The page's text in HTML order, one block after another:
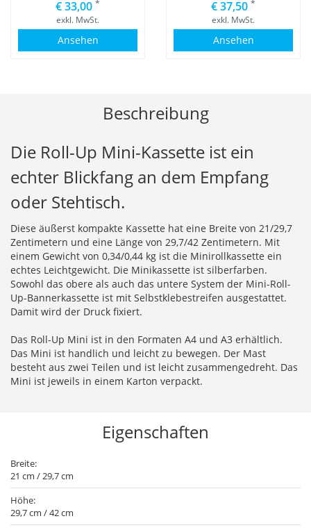
€ 33,00 *
exkl. MwSt.
Ansehen
€ 37,50 *
exkl. MwSt.
Ansehen
Beschreibung
Die Roll-Up Mini-Kassette ist ein
echter Blickfang an dem Empfang
oder Stehtisch.
Diese äußerst kompakte Kassette hat eine Breite von 21/29,7
Zentimetern und eine Länge von 29,7/42 Zentimetern. Mit
einem Gewicht von 0,34/0,44 kg ist die Minirollkassette ein
echtes Leichtgewicht. Die Minikassette ist silberfarben.
Sowohl das obere als auch das untere System der Mini-Roll-
Up-Bannerkassette ist mit Selbstklebestreifen ausgestattet.
Damit wird der Druck fixiert.
Das Roll-Up Mini ist in den Formaten A4 und A3 erhältlich.
Das Mini ist handlich und leicht zu bewegen. Der Mast
besteht aus zwei Teilen und ist leicht zusammengedreht. Das
Mini ist jeweils in einem Karton verpackt.
Eigenschaften
Breite:
21 cm / 29,7 cm
Höhe:
29,7 cm / 42 cm